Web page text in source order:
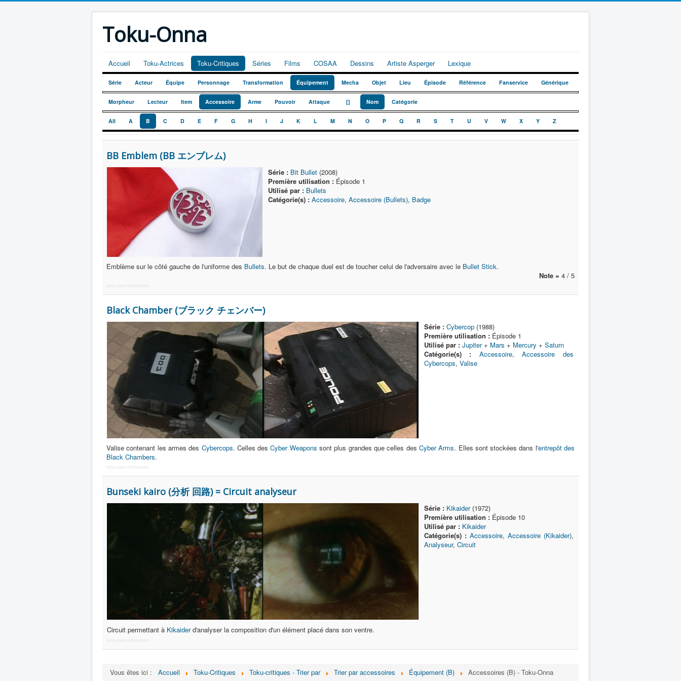
Toku-Onna
Accueil Toku-Actrices Toku-Critiques Séries Films COSAA Dessins Artiste Asperger Lexique
Série Acteur Équipe Personnage Transformation Équipement Mecha Objet Lieu Épisode Référence Fanservice Générique
Morpheur Lecteur Item Accessoire Arme Pouvoir Attaque [] Nom Catégorie
All A B C D E F G H I J K L M N O P Q R S T U V W X Y Z
BB Emblem (BB エンブレム)
Série : Bit Bullet (2008)
Première utilisation : Épisode 1
Utilisé par : Bullets
Catégorie(s) : Accessoire,Accessoire (Bullets), Badge
Emblème sur le côté gauche de l'uniforme des Bullets. Le but de chaque duel est de toucher celui de l'adversaire avec le Bullet Stick.
Note = 4 / 5
More Joomla Extensions
Black Chamber (ブラック チェンバー)
Série : Cybercop(1988)
Première utilisation :Épisode 1
Utilisé par : Jupiter+ Mars + Mercury + Saturn
Catégorie(s) :
Accessoire,Accessoire des
Cybercops, Valise
Valise contenant les armes des Cybercops. Celles desCyber Weapons sont plus grandes que celles des Cyber Arms. Elles sont stockées dans l'entrepôt des
Black Chambers.
More Joomla Extensions
Bunseki kairo (分析 回路) = Circuit analyseur
Série : Kikaider(1972)
Première utilisation :Épisode 10
Utilisé par : Kikaider
Catégorie(s) : Accessoire, Accessoire (Kikaider),
Analyseur, Circuit
Circuit permettant à Kikaiderd'analyser la composition d'un élément placé dans son ventre.
More Joomla Extensions
Vous êtes ici : Accueil Toku-Critiques Toku-critiques - Trier par Trier par accessoires Équipement (B) Accessoires (B) - Toku-Onna